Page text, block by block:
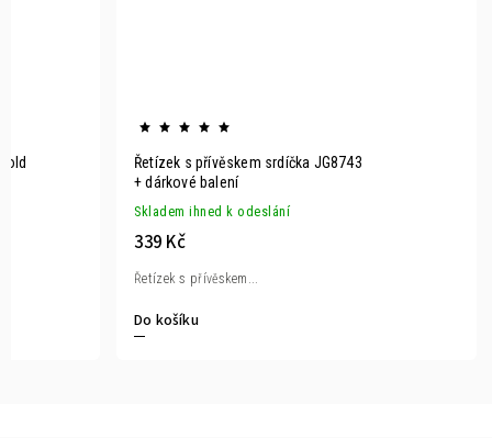
Řetízek s přívěskem srdíčka JG8743
+ dárkové balení
Skladem ihned k odeslání
339 Kč
Do košíku
Řetízek s přívěskem...